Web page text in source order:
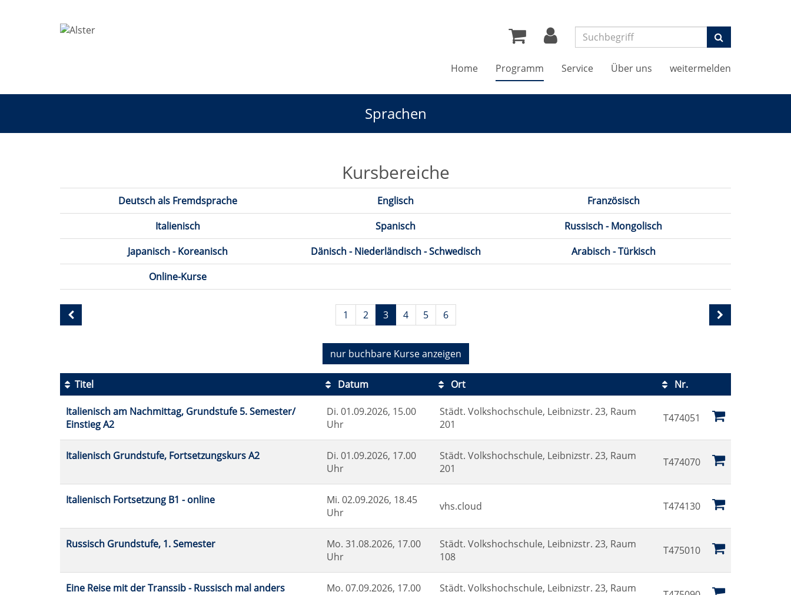
Suchen
Home Programm Service Über uns weitermelden
Sprachen
Kursbereiche
Deutsch als Fremdsprache Englisch
Französisch
Italienisch
Spanisch
Russisch - Mongolisch
Japanisch - Koreanisch
Dänisch - Niederländisch - Schwedisch
Arabisch - Türkisch
Online-Kurse
Seite
3
1 2 3 4 5 6
nur buchbareKurse anzeigen
Tabellenüberschriften
können
sortiert
werden.
Titel Datum Ort
Nr.
Kursstatus
Italienisch am Nachmittag, Grundstufe 5. Semester/
Einstieg A2
Di. 01.09.2026, 15.00
Uhr
Städt. Volkshochschule, Leibnizstr. 23, Raum
201
T474051
Italienisch Grundstufe, Fortsetzungskurs A2 Di. 01.09.2026, 17.00
Uhr
Städt. Volkshochschule, Leibnizstr. 23, Raum
201
T474070
Italienisch Fortsetzung B1 - online Mi. 02.09.2026, 18.45
Uhr
vhs.cloud T474130
Russisch Grundstufe, 1. Semester Mo. 31.08.2026, 17.00
Uhr
Städt. Volkshochschule, Leibnizstr. 23, Raum
108
T475010
Eine Reise mit der Transsib - Russisch mal anders Mo. 07.09.2026, 17.00
Städt. Volkshochschule, Leibnizstr. 23, Raum